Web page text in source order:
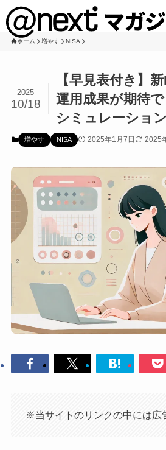
ホーム 増やす NISA
【早見表付き】
運用成果が期待
シミュレーショ
2025
10/18
増やす NISA 2025年1月7日 2025
※当サイトのリンクの中には広